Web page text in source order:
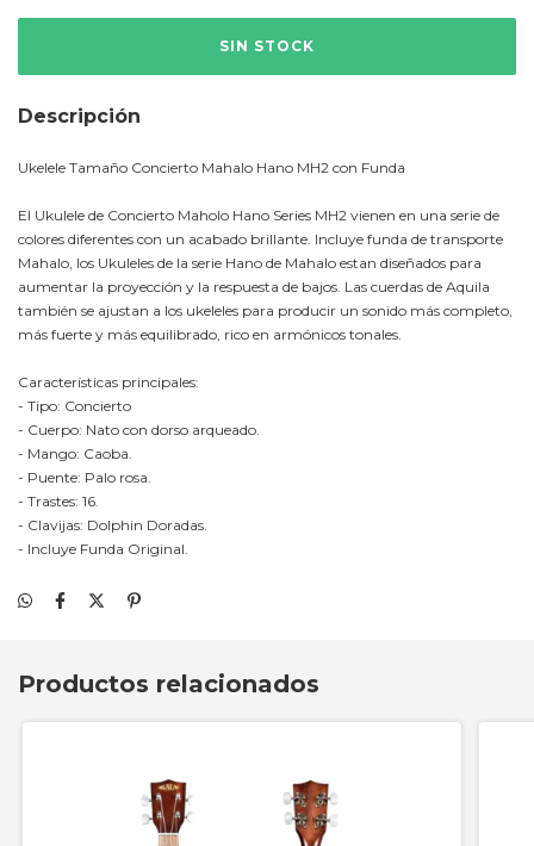
Descripción
Ukelele Tamaño Concierto Mahalo Hano MH2 con Funda
El Ukulele de Concierto Maholo Hano Series MH2 vienen en una serie de
colores diferentes con un acabado brillante. Incluye funda de transporte
Mahalo, los Ukuleles de la serie Hano de Mahalo estan diseñados para
aumentar la proyección y la respuesta de bajos. Las cuerdas de Aquila
también se ajustan a los ukeleles para producir un sonido más completo,
más fuerte y más equilibrado, rico en armónicos tonales.
Características principales:
- Tipo: Concierto
- Cuerpo: Nato con dorso arqueado.
- Mango: Caoba.
- Puente: Palo rosa.
- Trastes: 16.
- Clavijas: Dolphin Doradas.
- Incluye Funda Original.
Productos relacionados